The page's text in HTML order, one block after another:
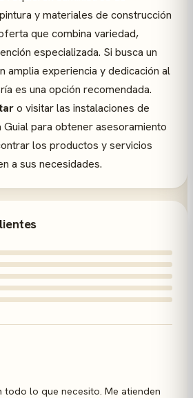
y materiales de construcción
que combina variedad,
especializada. Si busca un
amplia experiencia y dedicación al
es una opción recomendada.
o visitar las instalaciones de
para obtener asesoramiento
los productos y servicios
a sus necesidades.
todo lo que necesito. Me atienden